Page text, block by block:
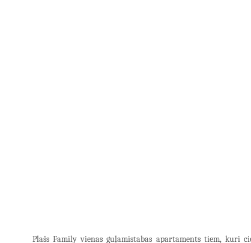
Plašs Family vienas guļamistabas apartaments tiem, kuri